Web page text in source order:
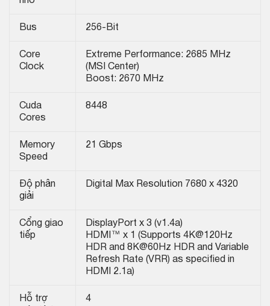
Bus 256-Bit
Core
Clock
Extreme Performance: 2685 MHz
(MSI Center)
Boost: 2670 MHz
Cuda
Cores
8448
Memory
Speed
21 Gbps
Độ phân
giải
Digital Max Resolution 7680 x 4320
Cổng giao
tiếp
DisplayPort x 3 (v1.4a)
HDMI™ x 1 (Supports 4K@120Hz
HDR and 8K@60Hz HDR and Variable
Refresh Rate (VRR) as specified in
HDMI 2.1a)
Hỗ trợ
4